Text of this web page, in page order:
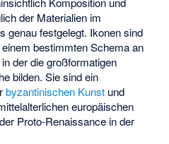
der Materialien im
genau festgelegt. Ikonen sind
bestimmten Schema an
der die großformatigen
bilden. Sie sind ein
byzantinischen Kunst und
europäischen
Proto-Renaissance in der